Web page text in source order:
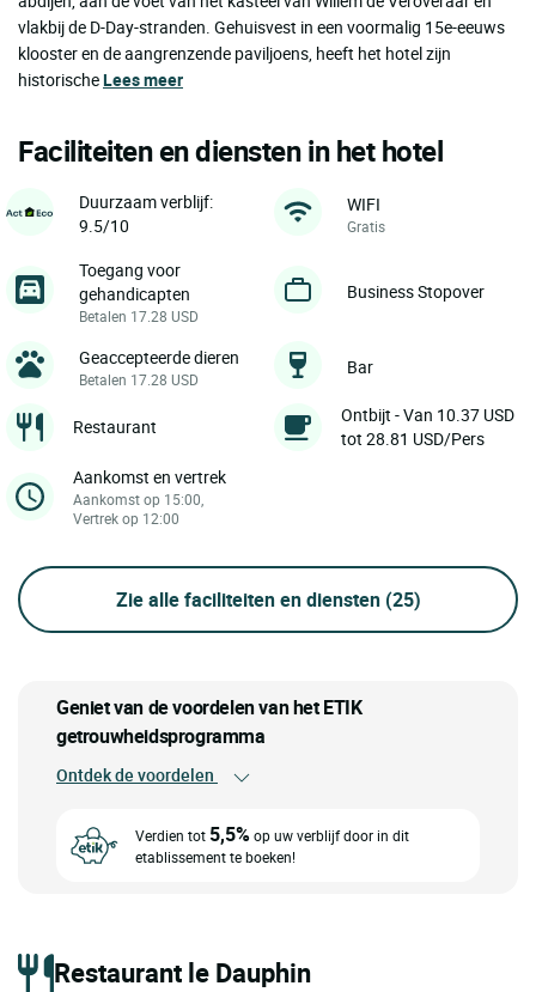
vlakbij de D-Day-stranden. Gehuisvest in een voormalig 15e-eeuws
klooster en de aangrenzende paviljoens, heeft het hotel zijn
historischeLees meer
Faciliteiten en diensten in het hotel
Duurzaam verblijf:
9.5/10
WIFI
Gratis
Toegang voor
gehandicapten
Betalen 17.28 USD
Business Stopover
Geaccepteerde dieren
Betalen 17.28 USD
Bar
Restaurant
Ontbijt - Van 10.37 USD
tot 28.81 USD/Pers
Aankomst en vertrek
Aankomst op 15:00,
Vertrek op 12:00
Zie alle faciliteiten en diensten (25)
Geniet van de voordelen van het ETIK
getrouwheidsprogramma
Ontdek de voordelen
Verdien tot 5,5%op uw verblijf door in dit
etablissement te boeken!
Restaurant le Dauphin